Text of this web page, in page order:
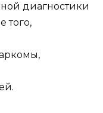
диагностики
того,